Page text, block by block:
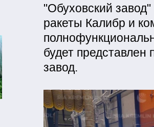
"Обуховский
ракеты Калибр и
будет представлен
завод.